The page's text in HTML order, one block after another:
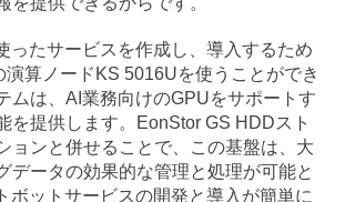
ったサービスを作成し、導入するため
演算ノードKS 5016Uを使うことができ
ムは、AI業務向けのGPUをサポートす
を提供します。EonStor GS HDDスト
ョンと併せることで、この基盤は、大
データの効果的な管理と処理が可能と
ボットサービスの開発と導入が簡単に